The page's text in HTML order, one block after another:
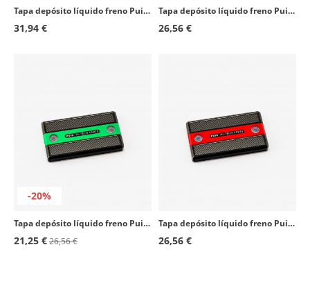
Tapa depósito líquido freno Puig color Plateado 21923P para varios modelos de Husqvarna y KTM
31,94 €
Tapa depósito líquido freno Puig color Dorado 9270O para varios modelos de Suzuki
26,56 €
-20%
Tapa depósito líquido freno Puig color Verde 9270V para varios modelos de Suzuki
21,25 €26,56 €
Tapa depósito líquido freno Puig color Rojo 9270R para varios modelos de Suzuki
26,56 €